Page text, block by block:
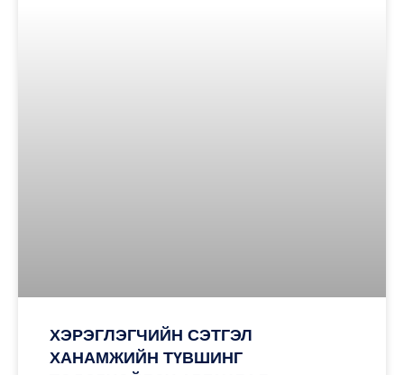
ХЭРЭГЛЭГЧИЙН СЭТГЭЛ
ХАНАМЖИЙН ТҮВШИНГ